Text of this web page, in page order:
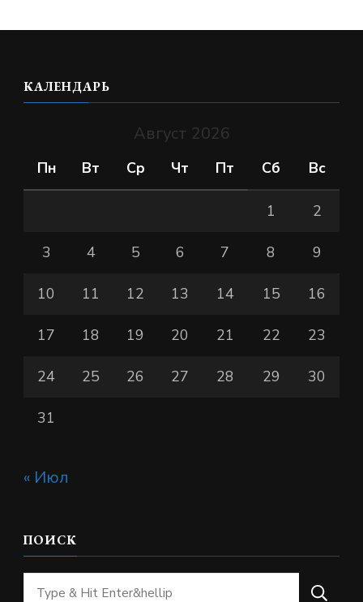
КАЛЕНДАРЬ
Август 2026
Пн Вт Ср Чт Пт Сб Вс
1 2
3 4 5 6 7 8 9
10 11 12 13 14 15 16
17 18 19 20 21 22 23
24 25 26 27 28 29 30
31
« Июл
ПОИСК
Ищите